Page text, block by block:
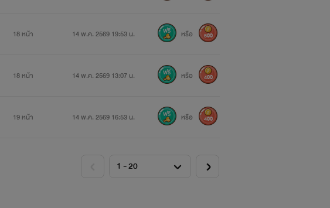
18 หน้า 14 พ.ค. 2569 19:53 น. หรือ 500
18 หน้า 14 พ.ค. 2569 13:07 น. หรือ 400
19 หน้า 14 พ.ค. 2569 16:53 น. หรือ 400